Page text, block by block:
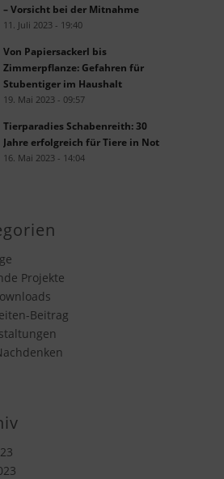
– Vorsicht bei der Mitnahme
11. Juli 2023 - 19:40
Von Papiersackerl bis
Zimmerpflanze: Gefahren für
Stubentiger im Haushalt
19. Mai 2023 - 09:57
Tierparadies Schabenreith: 30
Jahre erfolgreich für Tiere in Not
16. Mai 2023 - 14:04
Projekte
Beitrag